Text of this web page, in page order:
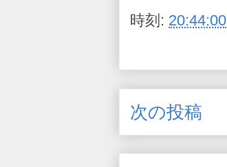
時刻: 20:44:00
次の投稿